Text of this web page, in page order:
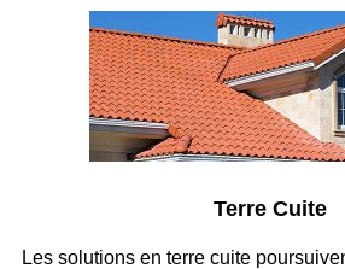
Terre Cuite
Les solutions en terre cuite